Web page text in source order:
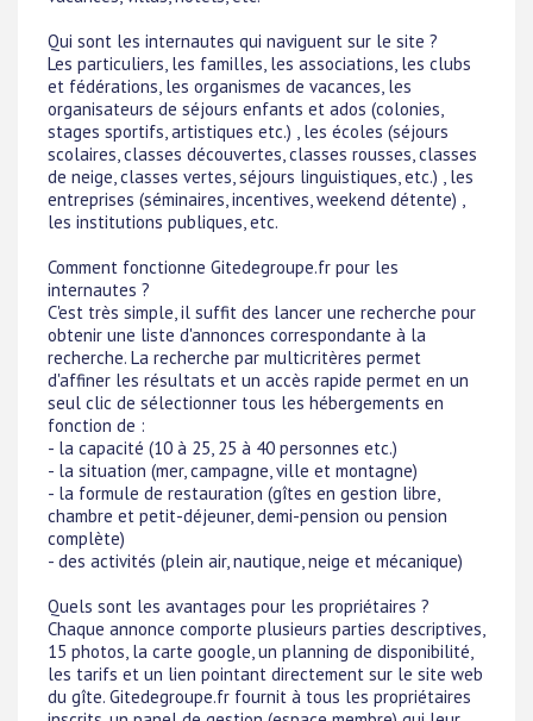
Qui sont les internautes qui naviguent sur le site ?
Les particuliers, les familles, les associations, les clubs
et fédérations, les organismes de vacances, les
organisateurs de séjours enfants et ados (colonies,
stages sportifs, artistiques etc.) , les écoles (séjours
scolaires, classes découvertes, classes rousses, classes
de neige, classes vertes, séjours linguistiques, etc.) , les
entreprises (séminaires, incentives, weekend détente) ,
les institutions publiques, etc.
Comment fonctionne Gitedegroupe.fr pour les
internautes ?
C'est très simple, il suffit des lancer une recherche pour
obtenir une liste d'annonces correspondante à la
recherche. La recherche par multicritères permet
d'affiner les résultats et un accès rapide permet en un
seul clic de sélectionner tous les hébergements en
fonction de :
- la capacité (10 à 25, 25 à 40 personnes etc.)
- la situation (mer, campagne, ville et montagne)
- la formule de restauration (gîtes en gestion libre,
chambre et petit-déjeuner, demi-pension ou pension
complète)
- des activités (plein air, nautique, neige et mécanique)
Quels sont les avantages pour les propriétaires ?
Chaque annonce comporte plusieurs parties descriptives,
15 photos, la carte google, un planning de disponibilité,
les tarifs et un lien pointant directement sur le site web
du gîte. Gitedegroupe.fr fournit à tous les propriétaires